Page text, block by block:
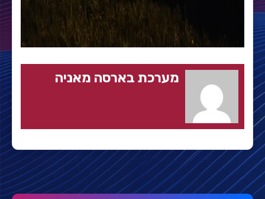
מערכת בארסה מאניה